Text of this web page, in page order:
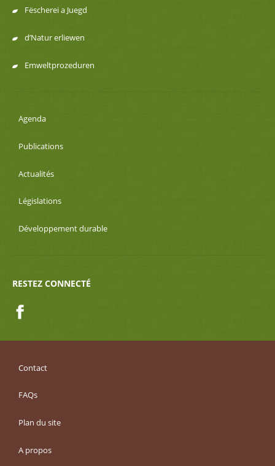
Fëscherei a Juegd
d’Natur erliewen
Emweltprozeduren
Agenda
Publications
Actualités
Législations
Développement durable
RESTEZ CONNECTÉ
Contact
FAQs
Plan du site
A propos